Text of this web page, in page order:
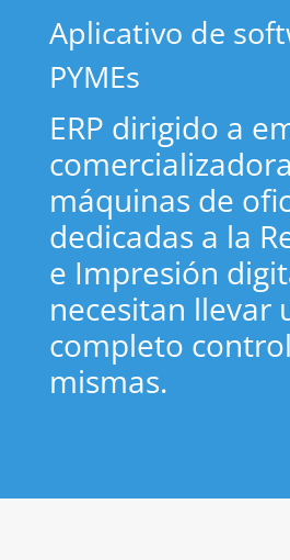
Aplicativo de
PYMEs
ERP dirigido a
máquinas de
dedicadas a la
e Impresión
necesitan llevar
completo
mismas.